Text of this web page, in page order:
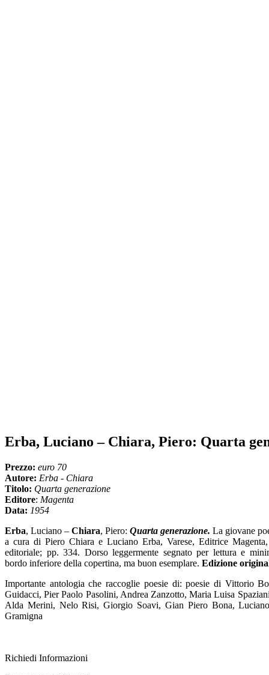
Erba, Luciano – Chiara, Piero: Quarta
Prezzo: euro 70
Autore: Erba - Chiara
Titolo: Quarta generazione
Editore: Magenta
Data: 1954
Erba, Luciano – Chiara, Piero: Quarta generazione. La giovane
a cura di Piero Chiara e Luciano Erba, Varese, Editrice
editoriale; pp. 334. Dorso leggermente segnato per lettura e
bordo inferiore della copertina, ma buon esemplare. Edizione
Importante antologia che raccoglie poesie di: poesie di Vittorio
Guidacci, Pier Paolo Pasolini, Andrea Zanzotto, Maria Luisa
Alda Merini, Nelo Risi, Giorgio Soavi, Gian Piero Bona,
Gramigna
Richiedi Informazioni